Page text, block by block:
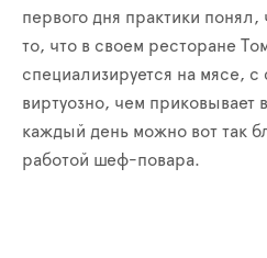
первого дня практики понял,
то, что в своем ресторане
специализируется на мясе, с
виртуозно, чем приковывает
каждый день можно вот так
работой шеф-повара.